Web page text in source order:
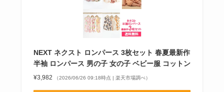
NEXT ネクスト ロンパース 3枚セット 春夏最新作
半袖 ロンパース 男の子 女の子 ベビー服 コットン
¥3,982 （2026/06/26 09:18時点 | 楽天市場調べ）